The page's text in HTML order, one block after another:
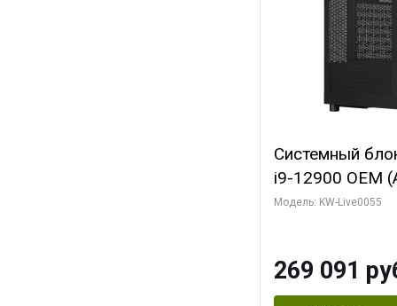
Системный
i9-12900 OEM
C16 8EC/8PC/
HDMI/ 1 ТБ
Модель: KW-Live0055
269 091